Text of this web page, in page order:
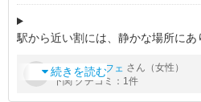
駅から近い割には、静かな場所に
ドリンクで夜はアルコールのサービ
しかしながら、部屋はダブルベット
続きを読む
byめろんパフェ さん（女性）
下関 クチコミ：1件